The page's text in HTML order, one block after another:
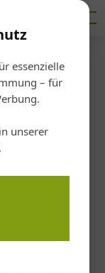
essenzielle
– für
unserer
.
Stil
11:12 Uhr
Präzision
und Treppen.